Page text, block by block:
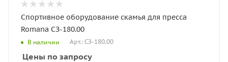
Спортивное оборудование скамья для пресса
Romana СЗ-180.00
В наличии Арт.: СЗ-180.00
Цены по запросу